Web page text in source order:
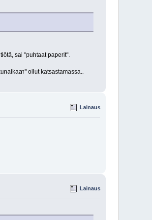
sai "puhtaat paperit".
n" ollut katsastamassa..
Lainaus
Lainaus